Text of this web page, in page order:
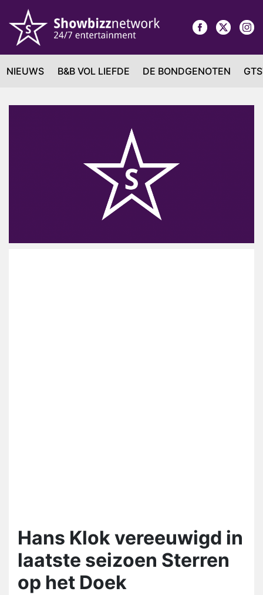
NIEUWS B&B VOL LIEFDE DE BONDGENOTEN
Hans Klok vereeuwigd in
laatste seizoen Sterren
op het Doek